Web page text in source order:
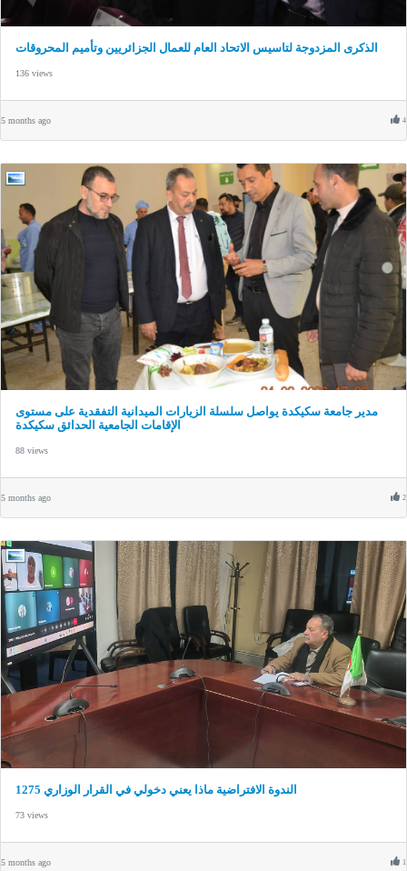
الذكرى المزدوجة لتاسيس الاتحاد العام للعمال الجزائريين وتأميم المحروقات
136 views
5 months ago 4
مدير جامعة سكيكدة يواصل سلسلة الزيارات الميدانية التفقدية على مستوى
الإقامات الجامعية الحدائق سكيكدة
88 views
5 months ago 2
الندوة الافتراضية ماذا يعني دخولي في القرار الوزاري 1275
73 views
5 months ago 1